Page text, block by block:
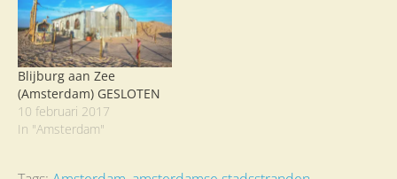
Blijburg aan Zee
(Amsterdam) GESLOTEN
10 februari 2017
In "Amsterdam"